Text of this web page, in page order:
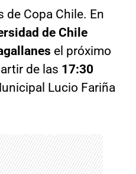
de Copa Chile. En
de Chile
el próximo
de las 17:30
Lucio Fariña